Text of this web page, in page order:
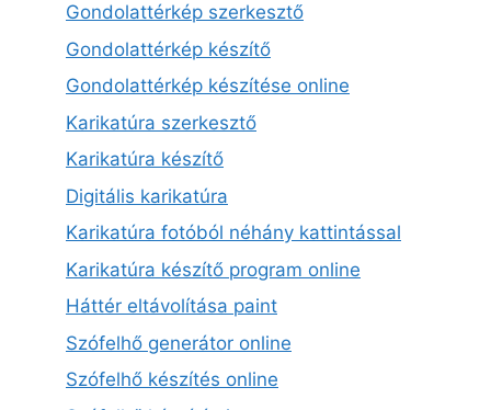
Gondolattérkép szerkesztő
Gondolattérkép készítő
Gondolattérkép készítése online
Karikatúra szerkesztő
Karikatúra készítő
Digitális karikatúra
Karikatúra fotóból néhány kattintással
Karikatúra készítő program online
Háttér eltávolítása paint
Szófelhő generátor online
Szófelhő készítés online